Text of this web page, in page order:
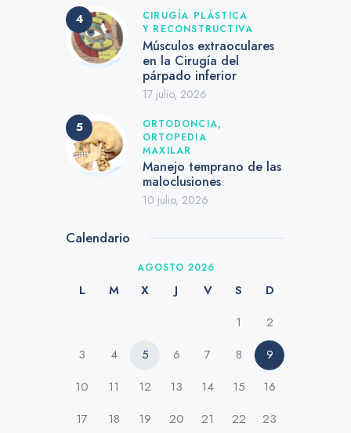
CIRUGÍA PLÁSTICA
Y RECONSTRUCTIVA
Músculos extraoculares
en la Cirugía del
párpado inferior
17 julio, 2026
ORTODONCIA,
ORTOPEDIA
MAXILAR
Manejo temprano de las
maloclusiones
10 julio, 2026
Calendario
AGOSTO 2026
L M X J V S
D
1
2
3
4 5 6 7 8
9
10
11 12 13 14 15
16
17
18 19 20 21 22
23